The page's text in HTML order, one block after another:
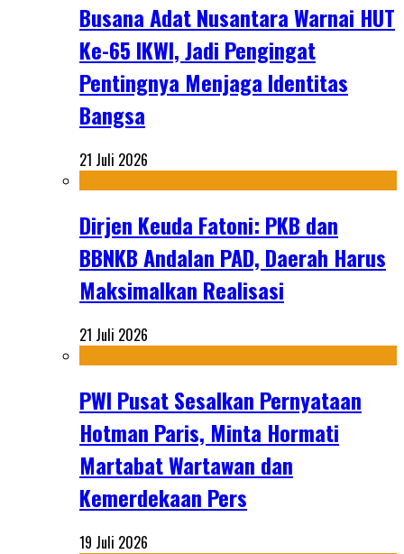
Busana Adat Nusantara Warnai HUT
Ke-65 IKWI, Jadi Pengingat
Pentingnya Menjaga Identitas
Bangsa
21 Juli 2026
Dirjen Keuda Fatoni: PKB dan
BBNKB Andalan PAD, Daerah Harus
Maksimalkan Realisasi
21 Juli 2026
PWI Pusat Sesalkan Pernyataan
Hotman Paris, Minta Hormati
Martabat Wartawan dan
Kemerdekaan Pers
19 Juli 2026